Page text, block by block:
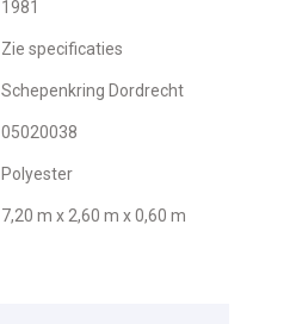
1981
Zie specificaties
Schepenkring Dordrecht
05020038
Polyester
7,20 m x 2,60 m x 0,60 m